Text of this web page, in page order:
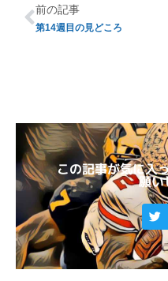
前の記事
第14週目の見どころ
この記事が気に入
願い